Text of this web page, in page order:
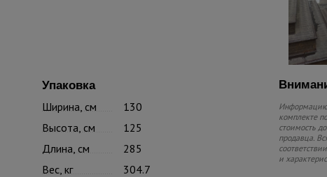
Упаковка
Ширина, см
130
Высота, см
125
Длина, см
285
Вес, кг
304.7
Информацию
комплекте
стоимость
продавца.
и